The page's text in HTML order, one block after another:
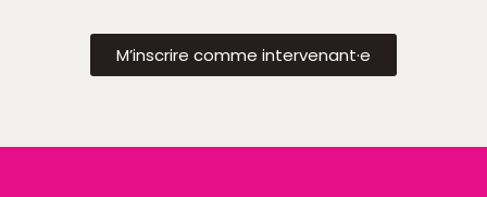
M’inscrire comme intervenant·e